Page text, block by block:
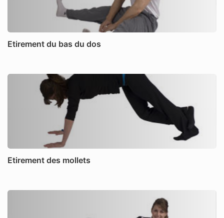
Etirement du bas du dos
Etirement des mollets